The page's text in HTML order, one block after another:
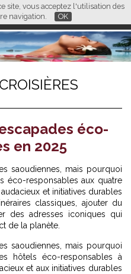
site, vous acceptez l'utilisation des
navigation.
OK
FR EN CN
éco-
en 2025
saoudiennes, mais pourquoi
éco-responsables aux quatre
et initiatives durables
classiques, ajouter du
des adresses iconiques qui
de la planète.
saoudiennes, mais pourquoi
hôtels éco-responsables à
et aux initiatives durables